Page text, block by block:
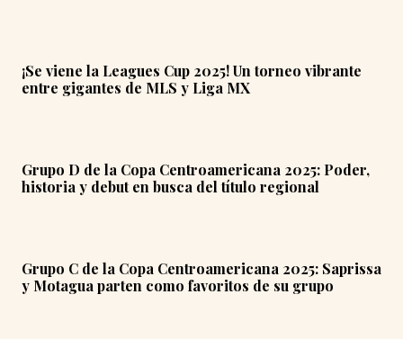
¡Se viene la Leagues Cup 2025! Un torneo vibrante
entre gigantes de MLS y Liga MX
Grupo D de la Copa Centroamericana 2025: Poder,
historia y debut en busca del título regional
Grupo C de la Copa Centroamericana 2025: Saprissa
y Motagua parten como favoritos de su grupo